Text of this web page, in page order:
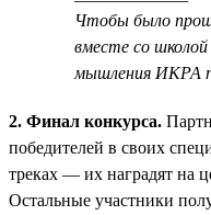
Чтобы было
вместе со
мышления ИКРА
2. Финал конкурса.
победителей в своих
треках — их наградят на
Остальные участники